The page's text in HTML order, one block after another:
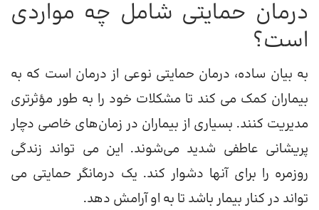
درمان حمایتی شامل چه مواردی
است؟
به بیان ساده، درمان حمایتی نوعی از درمان است که به
بیماران کمک می کند تا مشکلات خود را به طور مؤثرتری
مدیریت کنند. بسیاری از بیماران در زمان‌های خاصی دچار
پریشانی عاطفی شدید می‌شوند. این می تواند زندگی
روزمره را برای آنها دشوار کند. یک درمانگر حمایتی می
تواند در کنار بیمار باشد تا به او آرامش دهد.